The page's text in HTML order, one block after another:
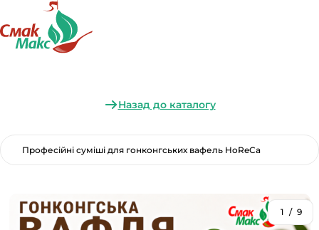
Назад до каталогу
Професійні суміші для гонконгських вафель HoReCa
1 / 9